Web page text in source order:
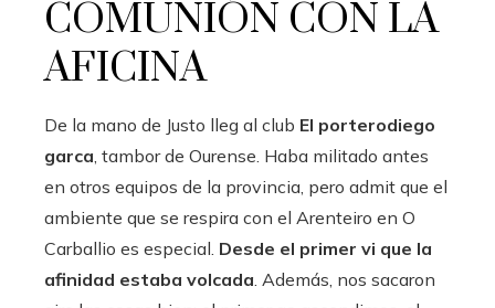
COMUNIÓN CON LA
AFICINA
De la mano de Justo lleg al club El porterodiego
garca, tambor de Ourense. Haba militado antes
en otros equipos de la provincia, pero admit que el
ambiente que se respira con el Arenteiro en O
Carballio es especial. Desde el primer vi que la
afinidad estaba volcada. Además, nos sacaron